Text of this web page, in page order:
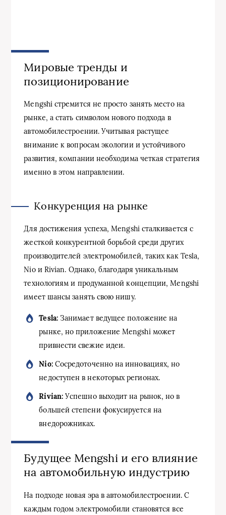
Мировые тренды и
позиционирование
Mengshi стремится не просто занять место на
рынке, а стать символом нового подхода в
автомобилестроении. Учитывая растущее
внимание к вопросам экологии и устойчивого
развития, компании необходима четкая стратегия
именно в этом направлении.
Конкуренция на рынке
Для достижения успеха, Mengshi сталкивается с
жесткой конкурентной борьбой среди других
производителей электромобилей, таких как Tesla,
Nio и Rivian. Однако, благодаря уникальным
технологиям и продуманной концепции, Mengshi
имеет шансы занять свою нишу.
Tesla:Занимает ведущее положение на
рынке, но приложение Mengshi может
привнести свежие идеи.
Nio:Сосредоточенно на инновациях, но
недоступен в некоторых регионах.
Rivian:Успешно выходит на рынок, но в
большей степени фокусируется на
внедорожниках.
Будущее Mengshi и его влияние
на автомобильную индустрию
На подходе новая эра в автомобилестроении. С
каждым годом электромобили становятся все